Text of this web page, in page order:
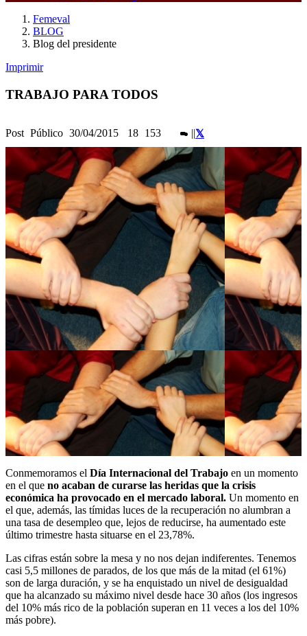
Femeval
BLOG
Blog del presidente
Imprimir
TRABAJO PARA TODOS
Post Público 30/04/2015 18 153 ||
Conmemoramos el Día Internacional del Trabajo en un momento
en el que no acaban de curarse las heridas que la crisis
económica ha provocado en el mercado laboral. Un momento en
el que, además, las tímidas luces de la recuperación no alumbran a
una tasa de desempleo que, lejos de reducirse, ha aumentado este
último trimestre hasta situarse en el 23,78%.
Las cifras están sobre la mesa y no nos dejan indiferentes. Tenemos
casi 5,5 millones de parados, de los que más de la mitad (el 61%)
son de larga duración, y se ha enquistado un nivel de desigualdad
que ha alcanzado su máximo nivel desde hace 30 años (los ingresos
del 10% más rico de la población superan en 11 veces a los del 10%
más pobre).